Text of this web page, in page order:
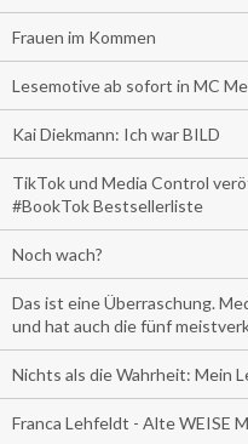
Frauen im Kommen
Lesemotive ab sofort in MC
Kai Diekmann: Ich war BILD
TikTok und Media Control
#BookTok Bestsellerliste
Noch wach?
Das ist eine Überraschung.
und hat auch die fünf
Nichts als die Wahrheit: Mein
Franca Lehfeldt - Alte WEISE